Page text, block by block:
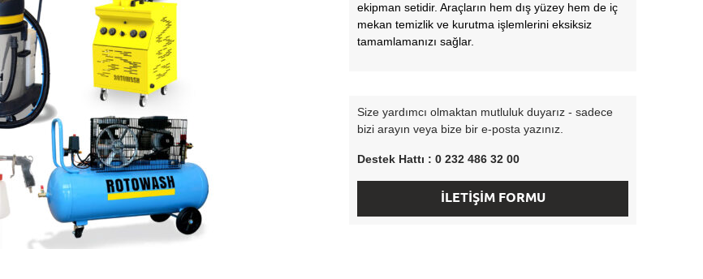
ekipman setidir. Araçların hem dış yüzey hem de iç
mekan temizlik ve kurutma işlemlerini eksiksiz
tamamlamanızı sağlar.
Size yardımcı olmaktan mutluluk duyarız - sadece
bizi arayın veya bize bir e-posta yazınız.
Destek Hattı : 0 232 486 32 00
İLETİŞİM FORMU